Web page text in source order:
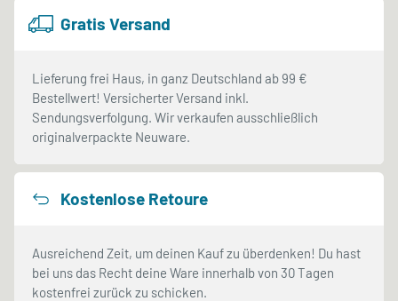
Gratis Versand
Lieferung frei Haus, in ganz Deutschland ab 99 €
Bestellwert! Versicherter Versand inkl.
Sendungsverfolgung. Wir verkaufen ausschließlich
originalverpackte Neuware.
Kostenlose Retoure
Ausreichend Zeit, um deinen Kauf zu überdenken! Du hast
bei uns das Recht deine Ware innerhalb von 30 Tagen
kostenfrei zurück zu schicken.